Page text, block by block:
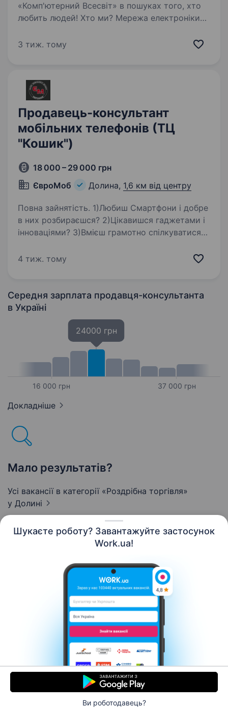
Шукаєте роботу? Завантажуйте застосунок
Work.ua!
Ви роботодавець?
«Комп'ютерний Всесвіт» в пошуках того, хто
любить людей! Хто ми? Мережа електроніки
Ми працюємо на ринку понад 20 років. Де ми?
3 тиж. тому
Продавець-консультант
мобільних телефонів (ТЦ
"Кошик")
18 000 – 29 000 грн
ЄвроМоб
Долина, 1,6 км від центру
Повна зайнятість. 1)Любиш Смартфони і добре
в них розбираєшся? 2)Цікавишся гаджетами і
інноваціями? 3)Вмієш грамотно спілкуватися
вчишся? 5)Налаштований стабільно заробляти
4 тиж. тому
Середня зарплата продавця-консультанта
в Україні
16 000 грн
24000 грн
37 000 грн
Докладніше
Мало результатів?
Усі вакансії в категорії «Роздрібна торгівля»
у Долині
Контакти Про нас
Кар’єра
Допомога Умови використання